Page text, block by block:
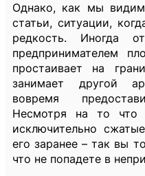
Однако, как мы
статьи, ситуации,
редкость. Иногда
предпринимателем
простаивает на
занимает другой
вовремя
Несмотря на то что
исключительно
его заранее – так вы
что не попадете в